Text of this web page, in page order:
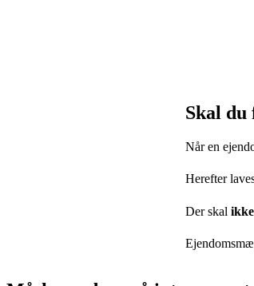
Skal du
Når en
Herefter
Der skal ikke